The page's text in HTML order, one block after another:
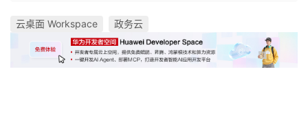
云桌面 Workspace 政务云